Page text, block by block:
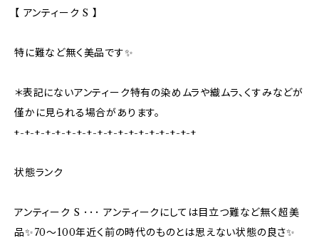
【 アンティーク S 】
特に難など無く美品です✨️
＊表記にないアンティーク特有の染めムラや織ムラ、くすみなどが
僅かに見られる場合があります。
+-+-+-+-+-+-+-+-+-+-+-+-+-+-+-+-+-+
状態ランク
アンティーク S ･･･ アンティークにしては目立つ難など無く超美
品✨70〜100年近く前の時代のものとは思えない状態の良さ✨